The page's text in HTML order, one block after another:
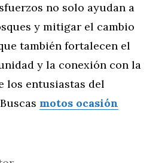
no solo ayudan a
y mitigar el cambio
también fortalecen el
y la conexión con la
los entusiastas del
motos ocasión